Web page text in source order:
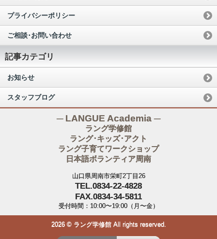
プライバシーポリシー
ご相談･お問い合わせ
記事カテゴリ
お知らせ
スタッフブログ
─ LANGUE Academia ─
ラング学修館
ラング･キッズ･アクト
ラング子育てワークショップ
日本語ボランティア周南
山口県周南市栄町2丁目26
TEL.0834-22-4828
FAX.0834-34-5811
受付時間：10:00〜19:00（月〜金）
2026 © ラング学修館 All rights reserved.